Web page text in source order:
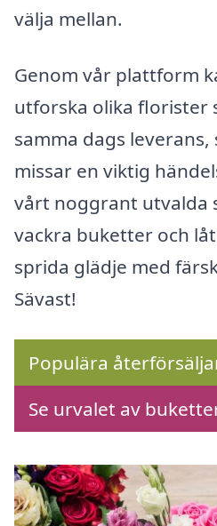
välja mellan.
Genom vår plattform
utforska olika florister
samma dags
missar en viktig
vårt noggrant utvalda
vackra buketter och
sprida glädje med
Sävast!
Populära
Se urvalet av